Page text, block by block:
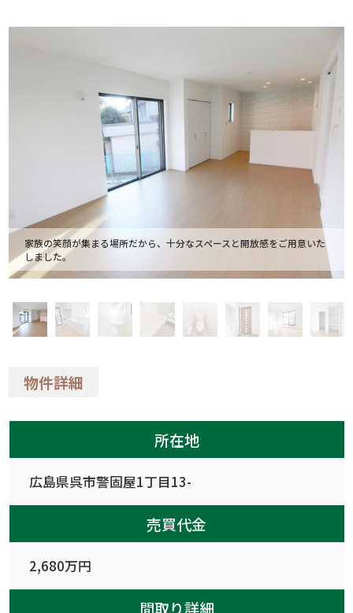
家族の笑顔が集まる場所だから、十分なスペースと開放感をご用意いた
しました。
物件詳細
所在地
広島県呉市警固屋1丁目13-
売買代金
2,680万円
間取り詳細